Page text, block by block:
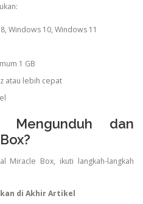
Windows 10, Windows 11
1 GB
atau lebih cepat
Mengunduh dan
Miracle Box, ikuti langkah-langkah
di Akhir Artikel